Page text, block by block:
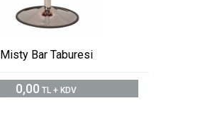
Misty Bar Taburesi
0,00 TL + KDV